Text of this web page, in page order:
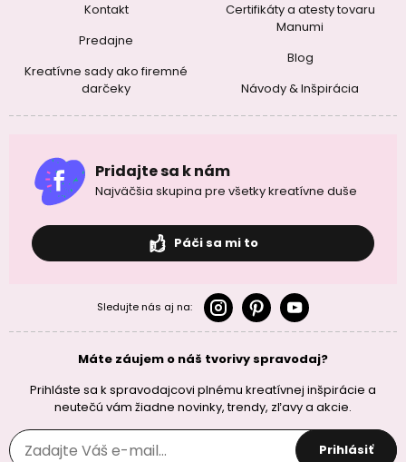
Kontakt
Predajne
Kreatívne sady ako firemné
darčeky
Certifikáty a atesty tovaru
Manumi
Blog
Návody & Inšpirácia
Pridajte sa k nám
Najväčšia skupina pre všetky kreatívne duše
Páči sa mi to
Sledujte nás aj na:
Máte záujem o náš tvorivy spravodaj?
Prihláste sa k spravodajcovi plnému kreatívnej inšpirácie a
neutečú vám žiadne novinky, trendy, zľavy a akcie.
Prihlásiť